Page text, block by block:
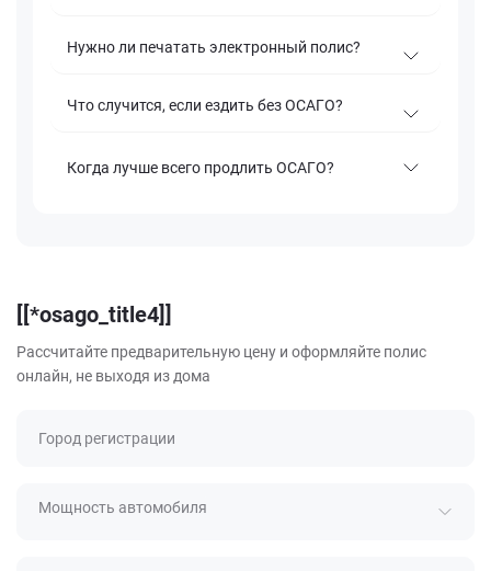
Нужно ли печатать электронный полис?
Что случится, если ездить без ОСАГО?
Когда лучше всего продлить ОСАГО?
[[*osago_title4]]
Рассчитайте предварительную цену и оформляйте полис
онлайн, не выходя из дома
Город регистрации
Мощность автомобиля